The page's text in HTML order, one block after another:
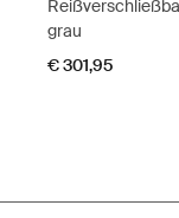
grau
€ 301,95